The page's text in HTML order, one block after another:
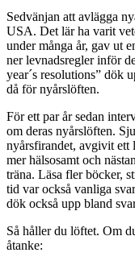
Sedvänjan att avlägga
USA. Det lär ha varit
under många år, gav ut
ner levnadsregler inför
year´s resolutions” dök
då för nyårslöften.
För ett par år sedan
om deras nyårslöften.
nyårsfirandet, avgivit ett
mer hälsosamt och
träna. Läsa fler böcker,
tid var också vanliga
dök också upp bland
Så håller du löftet. Om
åtanke: